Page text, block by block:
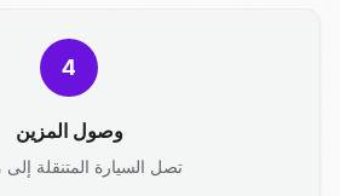
4
وصول المزين
تصل السيارة المتنقلة